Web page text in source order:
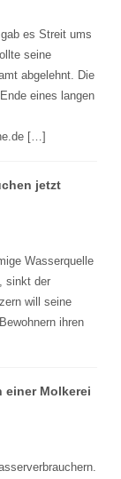
es Streit ums
seine
abgelehnt. Die
eines langen
[…]
jetzt
Wasserquelle
sinkt der
will seine
ihren
einer Molkerei